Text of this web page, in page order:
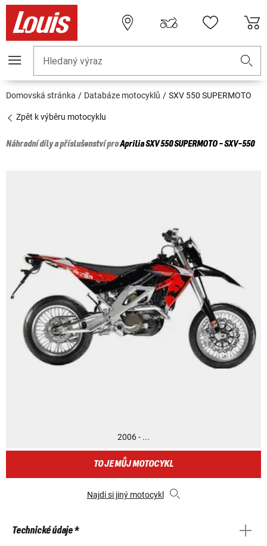
Hledaný výraz
Domovská stránka Databáze motocyklů SXV 550 SUPERMOTO
Zpět k výběru motocyklu
Náhradní díly a příslušenství proApriliaSXV 550 SUPERMOTO - SXV-550
2006 - ...
TO JE MŮJ MOTOCYKL
Najdi si jiný motocykl
Technické údaje *